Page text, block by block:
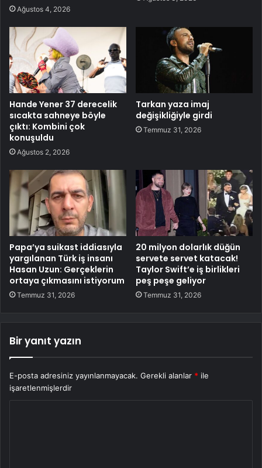
Ağustos 4, 2026
Hande Yener 37 derecelik
sıcakta sahneye böyle
çıktı: Kombini çok
konuşuldu
Ağustos 2, 2026
Tarkan yaza imaj
değişikliğiyle girdi
Temmuz 31, 2026
Papa’ya suikast iddiasıyla
yargılanan Türk iş insanı
Hasan Uzun: Gerçeklerin
ortaya çıkmasını istiyorum
Temmuz 31, 2026
20 milyon dolarlık düğün
servete servet katacak!
Taylor Swift’e iş birlikleri
peş peşe geliyor
Temmuz 31, 2026
Bir yanıt yazın
E-posta adresiniz yayınlanmayacak. Gerekli alanlar * ile
işaretlenmişlerdir